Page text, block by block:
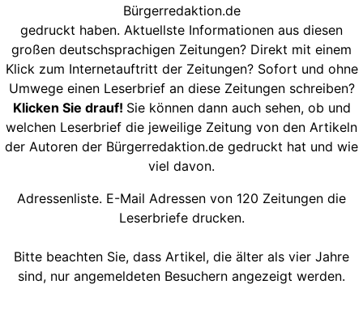
Bürgerredaktion.de
gedruckt haben. Aktuellste Informationen aus diesen
großen deutschsprachigen Zeitungen? Direkt mit einem
Klick zum Internetauftritt der Zeitungen? Sofort und ohne
Umwege einen Leserbrief an diese Zeitungen schreiben?
Klicken Sie drauf! Sie können dann auch sehen, ob und
welchen Leserbrief die jeweilige Zeitung von den Artikeln
der Autoren der Bürgerredaktion.de gedruckt hat und wie
viel davon.
Adressenliste. E-Mail Adressen von 120 Zeitungen die
Leserbriefe drucken.
Bitte beachten Sie, dass Artikel, die älter als vier Jahre
sind, nur angemeldeten Besuchern angezeigt werden.